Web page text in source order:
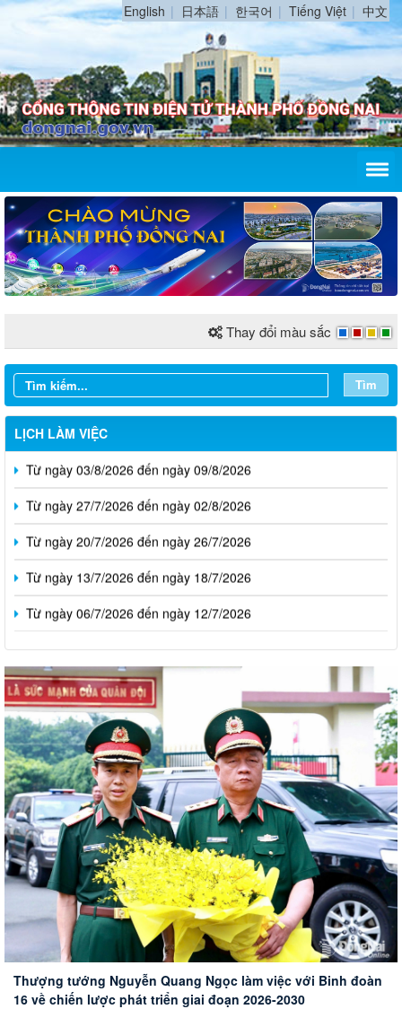
English 日本語 한국어 Tiếng Việt 中文
Thay đổi màu sắc
Tìm
LỊCH LÀM VIỆC
Từ ngày 03/8/2026 đến ngày 09/8/2026
Từ ngày 27/7/2026 đến ngày 02/8/2026
Từ ngày 20/7/2026 đến ngày 26/7/2026
Từ ngày 13/7/2026 đến ngày 18/7/2026
Từ ngày 06/7/2026 đến ngày 12/7/2026
Hội nghị tuyên truyền công tác biên giới trên đất liền Việt
Nam - Campuchia
Ban Chỉ đạo An ninh mạng quốc gia tổ chức phiên họp
thường kỳ
Thượng tướng Nguyễn Quang Ngọc làm việc với Binh đoàn
16 về chiến lược phát triển giai đoạn 2026-2030
Xây dựng Hội Nữ trí thức thành phố thành mạng lưới nữ
chuyên gia chất lượng
Thành phố Đồng Nai đánh giá cao những đóng góp của
doanh nghiệp Đức